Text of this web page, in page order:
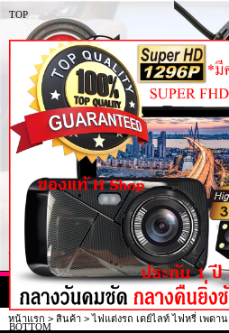
หน้าแรก สินค้า สินค้ามาใหม่
หน้าแรก > สินค้า >ไฟแต่งรถ เดย์ไลท์ ไฟหรี่ เพดาน
TOP
BOTTOM